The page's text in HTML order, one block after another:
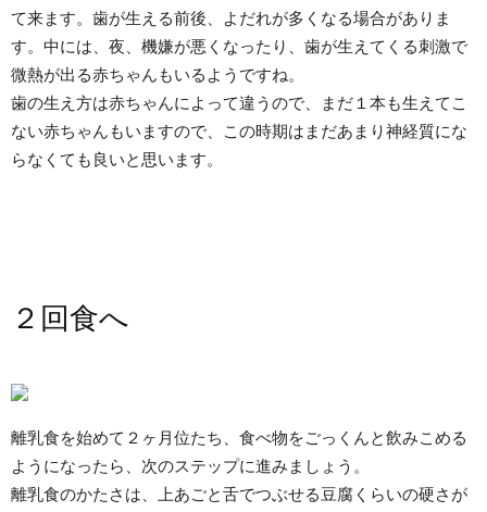
て来ます。歯が生える前後、よだれが多くなる場合がありま
す。中には、夜、機嫌が悪くなったり、歯が生えてくる刺激で
微熱が出る赤ちゃんもいるようですね。
歯の生え方は赤ちゃんによって違うので、まだ１本も生えてこ
ない赤ちゃんもいますので、この時期はまだあまり神経質にな
らなくても良いと思います。
２回食へ
離乳食を始めて２ヶ月位たち、食べ物をごっくんと飲みこめる
ようになったら、次のステップに進みましょう。
離乳食のかたさは、上あごと舌でつぶせる豆腐くらいの硬さが